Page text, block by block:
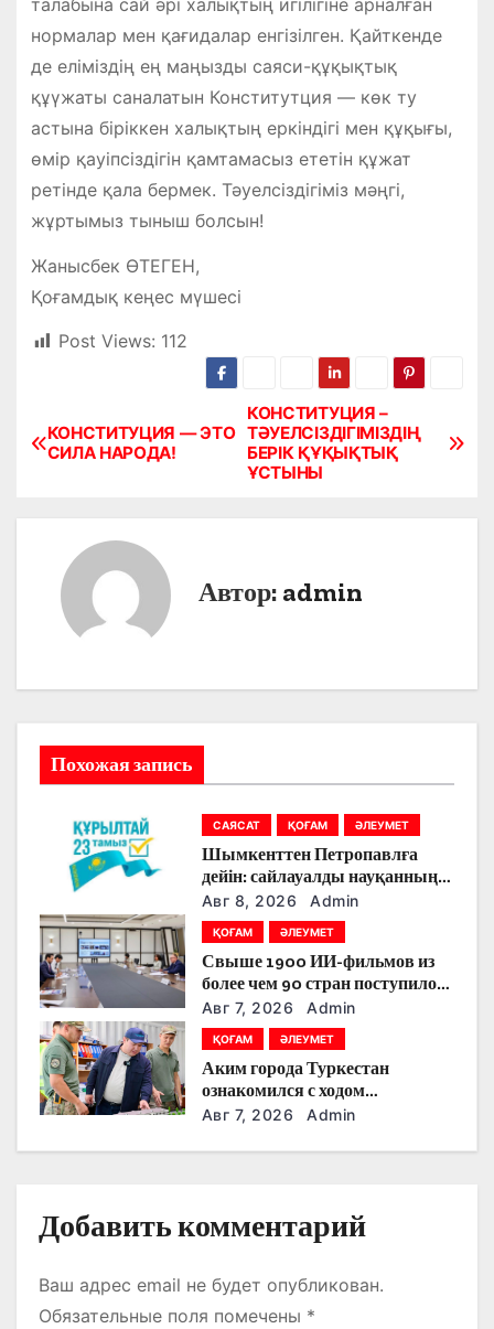
нормалар мен қағидалар енгізілген. Қайткенде
де еліміздің ең маңызды саяси-құқықтық
құүжаты саналатын Конститутция — көк ту
астына біріккен халықтың еркіндігі мен құқығы,
өмір қауіпсіздігін қамтамасыз ететін құжат
ретінде қала бермек. Тәуелсіздігіміз мәңгі,
жұртымыз тыныш болсын!
Жанысбек ӨТЕГЕН,
Қоғамдық кеңес мүшесі
Post Views: 112
Н
ц
я
з
а
п
и
с
КОНСТИТУЦИЯ –
ТӘУЕЛСІЗДІГІМІЗДІҢ
БЕРІК ҚҰҚЫҚТЫҚ
ҰСТЫНЫ
КОНСТИТУЦИЯ — ЭТО
СИЛА НАРОДА!
Автор: admin
Похожая запись
САЯСАТ ҚОҒАМ ӘЛЕУМЕТ
Шымкенттен Петропавлға
дейін: сайлауалды науқанның
кезекті күнінде партияларды
қандай тақырыптар
тоғыстырды
Авг 8, 2026 Admin
ҚОҒАМ ӘЛЕУМЕТ
Свыше 1900 ИИ-фильмов из
более чем 90 стран поступило
на Astana AI Film Festival
Авг 7, 2026 Admin
ҚОҒАМ ӘЛЕУМЕТ
Аким города Туркестан
ознакомился с ходом
строительства военного
Авг 7, 2026 Admin
Добавить комментарий
Ваш адрес email не будет опубликован.
Обязательные поля помечены *